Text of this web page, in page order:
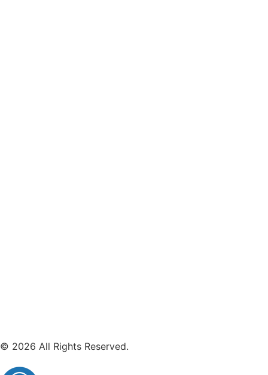
© 2026 All Rights Reserved.